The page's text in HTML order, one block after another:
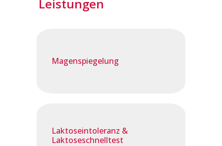
Leistungen
Magenspiegelung
Laktoseintoleranz &
Laktoseschnelltest